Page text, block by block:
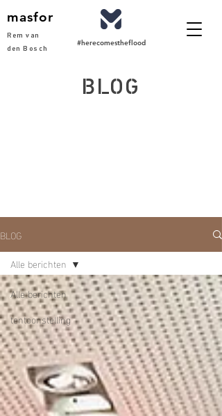
#herecomestheflood
masfor
Rem van
den Bosch
BLOG
BLOG
Alle berichten
tentoonstelling
Alle berichten